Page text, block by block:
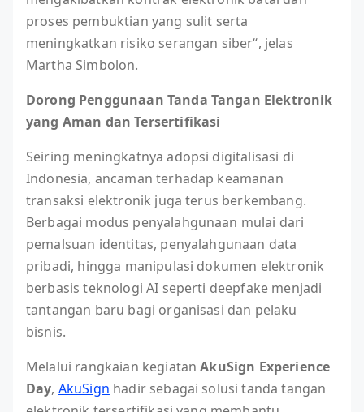
proses pembuktian yang sulit serta
meningkatkan risiko serangan siber“, jelas
Martha Simbolon.
Dorong Penggunaan Tanda Tangan Elektronik
yang Aman dan Tersertifikasi
Seiring meningkatnya adopsi digitalisasi di
Indonesia, ancaman terhadap keamanan
transaksi elektronik juga terus berkembang.
Berbagai modus penyalahgunaan mulai dari
pemalsuan identitas, penyalahgunaan data
pribadi, hingga manipulasi dokumen elektronik
berbasis teknologi AI seperti deepfake menjadi
tantangan baru bagi organisasi dan pelaku
bisnis.
Melalui rangkaian kegiatanAkuSign Experience
Day, AkuSign hadir sebagai solusi tanda tangan